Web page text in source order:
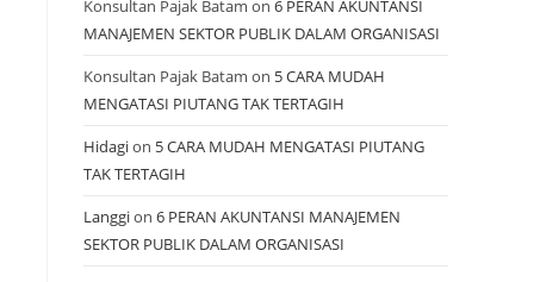
Konsultan Pajak Batam on 6 PERAN AKUNTANSI
MANAJEMEN SEKTOR PUBLIK DALAM ORGANISASI
Konsultan Pajak Batam on 5 CARA MUDAH
MENGATASI PIUTANG TAK TERTAGIH
Hidagion 5 CARA MUDAH MENGATASI PIUTANG
TAK TERTAGIH
Langgion 6 PERAN AKUNTANSI MANAJEMEN
SEKTOR PUBLIK DALAM ORGANISASI